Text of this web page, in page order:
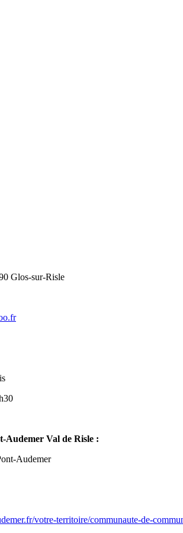
Glos-sur-Risle
Audemer Val de Risle :
Audemer
votre-territoire/communaute-de-